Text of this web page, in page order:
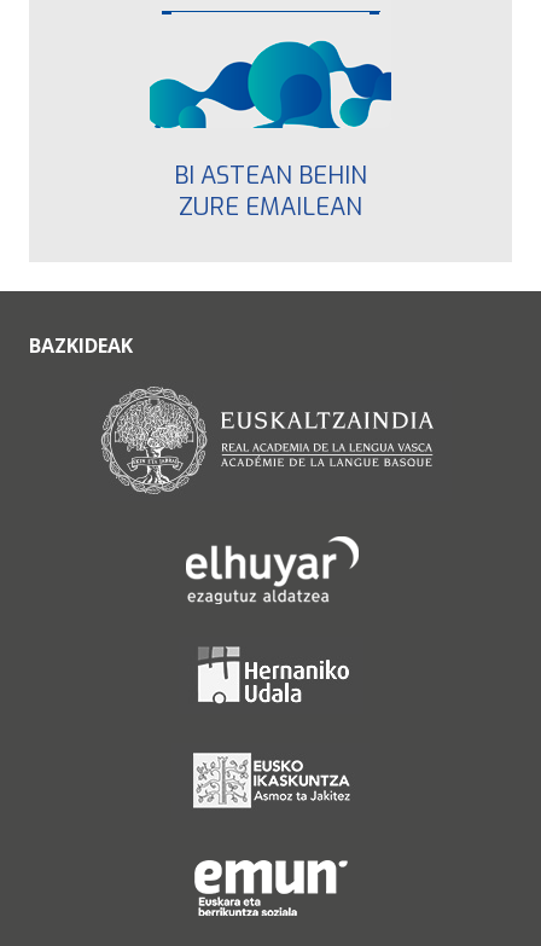
BI ASTEAN BEHIN
ZURE EMAILEAN
BAZKIDEAK